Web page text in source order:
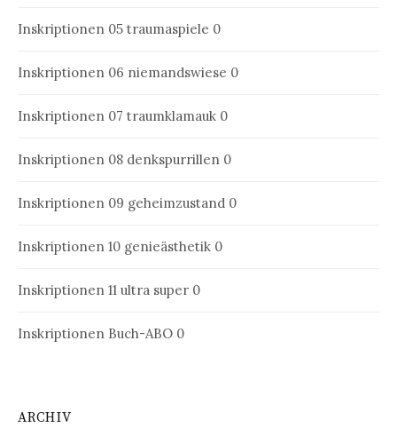
Inskriptionen 05 traumaspiele 0
Inskriptionen 06 niemandswiese 0
Inskriptionen 07 traumklamauk 0
Inskriptionen 08 denkspurrillen 0
Inskriptionen 09 geheimzustand 0
Inskriptionen 10 genieästhetik 0
Inskriptionen 11 ultra super 0
Inskriptionen Buch-ABO 0
ARCHIV